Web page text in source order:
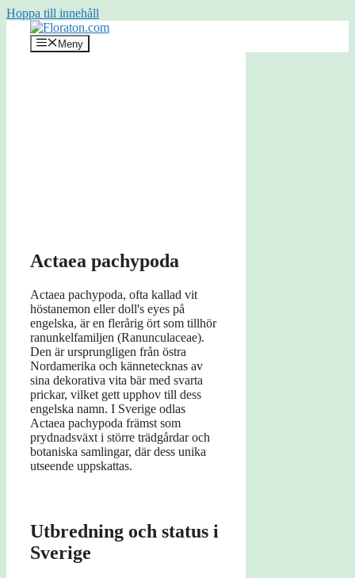
Hoppa till innehåll
Meny
Actaea pachypoda
Actaea pachypoda, ofta kallad vit
höstanemon eller doll's eyes på
engelska, är en flerårig ört som tillhör
ranunkelfamiljen (Ranunculaceae).
Den är ursprungligen från östra
Nordamerika och kännetecknas av
sina dekorativa vita bär med svarta
prickar, vilket gett upphov till dess
engelska namn. I Sverige odlas
Actaea pachypoda främst som
prydnadsväxt i större trädgårdar och
botaniska samlingar, där dess unika
utseende uppskattas.
Utbredning och status i
Sverige